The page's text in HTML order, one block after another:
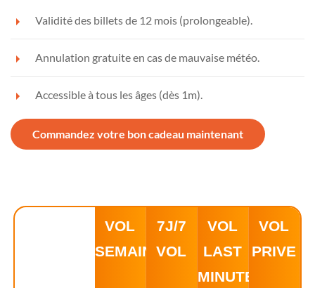
Validité des billets de 12 mois (prolongeable).
Annulation gratuite en cas de mauvaise météo.
Accessible à tous les âges (dès 1m).
Commandez votre bon cadeau maintenant
VOL
SEMAINE
7J/7
VOL
VOL
LAST
MINUTE
VOL
PRIVE